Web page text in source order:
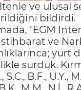
ve
bildirdi.
"EGM
ve
yurt
sürdük.
B.F., U.Y.,